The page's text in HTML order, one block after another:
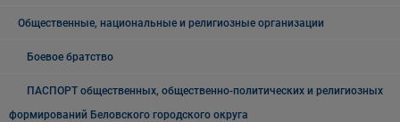
Общественные, национальные и религиозные организации
Боевое братство
ПАСПОРТ общественных, общественно-политических и религиозных
формирований Беловского городского округа